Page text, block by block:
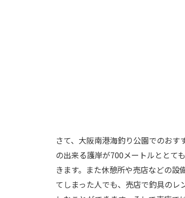
さて、大阪南港海釣り公園でのお
の出来る護岸が700メートルととて
きます。また休憩所や売店などの
てしまった人でも、売店で釣具の